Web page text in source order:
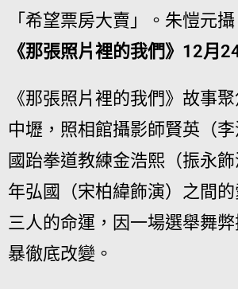
「希望票房大賣」。朱愷元攝
《那張照片裡的我們》12月
《那張照片裡的我們》故事
中壢，照相館攝影師賢英（
國跆拳道教練金浩熙（振永
年弘國（宋柏緯飾演）之間的
三人的命運，因一場選舉舞
暴徹底改變。